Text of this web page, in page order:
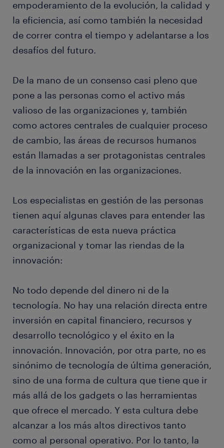
empoderamiento de la evolución, la calidad y
la eficiencia, así como también la necesidad
de correr contra el tiempo y adelantarse a los
desafíos del futuro.
De la mano de un consenso casi pleno que
pone a las personas como el activo más
valioso de las organizaciones y, también
como actores centrales de cualquier proceso
de cambio, las áreas de recursos humanos
están llamadas a ser protagonistas centrales
de la innovación en las organizaciones.
Los especialistas en gestión de las personas
tienen aquí algunas claves para entender las
características de esta nueva práctica
organizacional y tomar las riendas de la
innovación:
No todo depende del dinero ni de la
tecnología. No hay una relación directa entre
inversión en capital financiero, recursos y
desarrollo tecnológico y el éxito en la
innovación. Innovación, por otra parte, no es
sinónimo de tecnología de última generación,
sino de una forma de cultura que tiene que ir
más allá de los gadgets o las herramientas
que ofrece el mercado. Y esta cultura debe
alcanzar a los más altos directivos tanto
como al personal operativo. Por lo tanto, la